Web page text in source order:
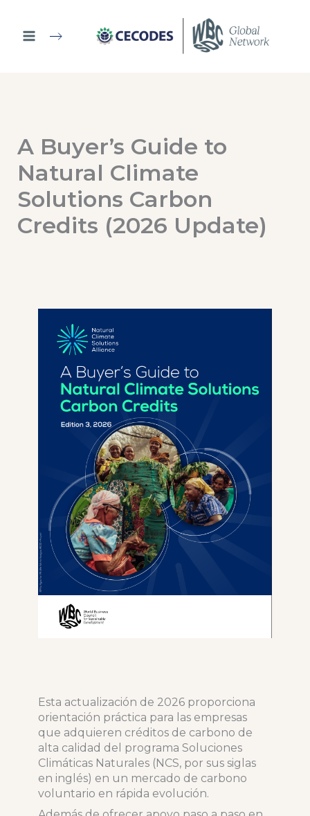
contenido
A Buyer’s Guide to
Natural Climate
Solutions Carbon
Credits (2026 Update)
Esta actualización de 2026 proporciona
orientación práctica para las empresas
que adquieren créditos de carbono de
alta calidad del programa Soluciones
Climáticas Naturales (NCS, por sus siglas
en inglés) en un mercado de carbono
voluntario en rápida evolución.